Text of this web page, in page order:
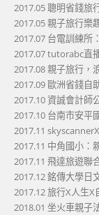
2017.05 聰明省錢旅
2017.05 親子旅行樂
2017.07 台電訓練所
2017.07 tutorabc直
2017.08 親子旅行，
2017.09 歐洲省錢自
2017.10 資誠會計師
2017.10 台南市安平
2017.11
2017.11 中角國小：
2017.11 飛達旅遊聯
2017.12 銘傳大學日
2017.12 旅行X人生
2018.01 坐火車親子